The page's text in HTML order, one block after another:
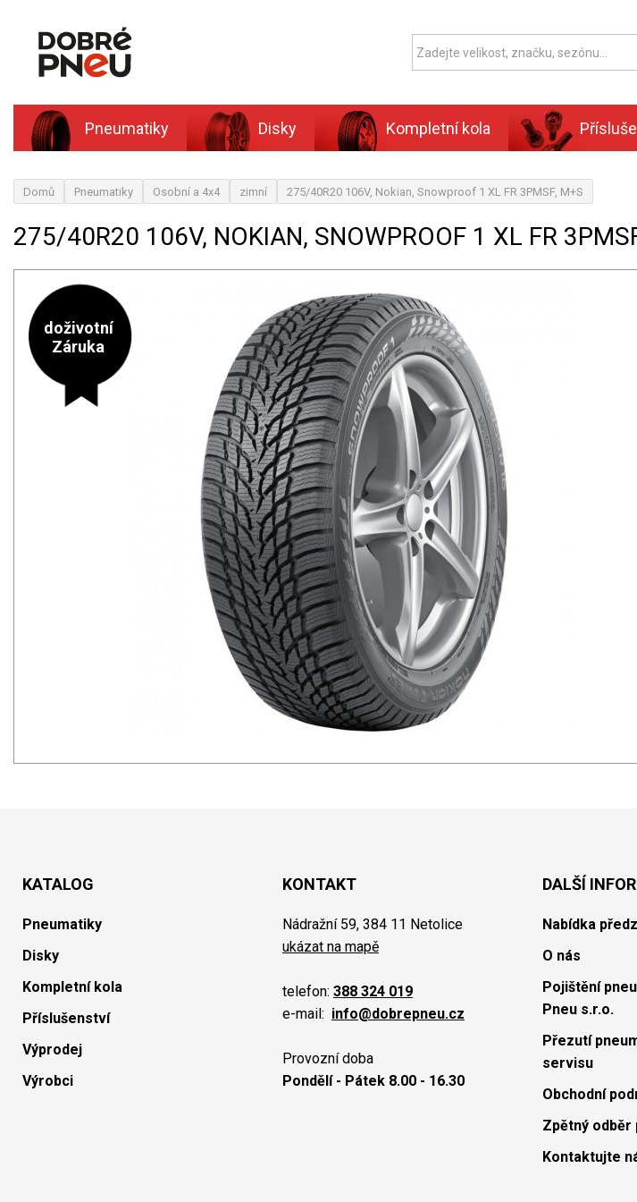
Pneumatiky Disky Kompletní kola
Domů Pneumatiky Osobní a 4x4 zimní 275/40R20 106V, Nokian, Snowproof 1 XL FR 3PMSF, M+S
275/40R20 106V, NOKIAN, SNOWPROOF 1 XL FR
doživotní
Záruka
KATALOG
Pneumatiky
Disky
Kompletní kola
Příslušenství
Výprodej
Výrobci
KONTAKT
Nádražní 59, 384 11 Netolice
ukázat na mapě
telefon: 388 324 019
e-mail: info@dobrepneu.cz
Provozní doba
Pondělí - Pátek 8.00 - 16.30
DALŠÍ
Nabídka
O nás
Pojištění
Pneu s.r.o.
Přezutí
servisu
Obchodní
Zpětný odběr
Kontaktujte